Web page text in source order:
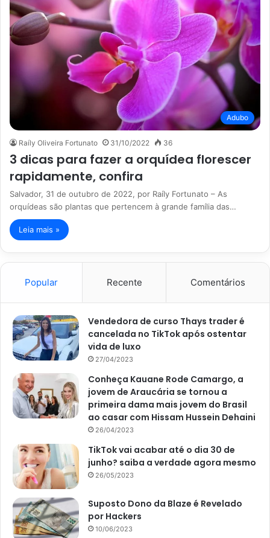
Adubo
Raíly Oliveira Fortunato 31/10/2022 36
3 dicas para fazer a orquídea florescer
rapidamente, confira
Salvador, 31 de outubro de 2022, por Raíly Fortunato – As
orquídeas são plantas que pertencem à grande família das…
Leia mais »
Popular Recente Comentários
Vendedora de curso Thays trader é
cancelada no TikTok após ostentar
vida de luxo
27/04/2023
Conheça Kauane Rode Camargo, a
jovem de Araucária se tornou a
primeira dama mais jovem do Brasil
ao casar com Hissam Hussein Dehaini
26/04/2023
TikTok vai acabar até o dia 30 de
junho? saiba a verdade agora mesmo
26/05/2023
Suposto Dono da Blaze é Revelado
por Hackers
10/06/2023